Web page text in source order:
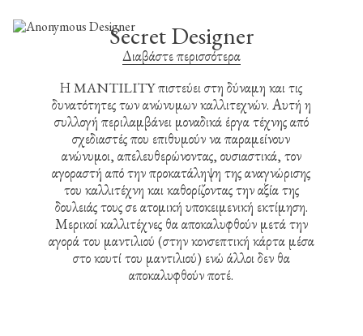
Secret Designer
Διαβάστε περισσότερα
Η MANTILITY πιστεύει στη δύναμη και τις
δυνατότητες των ανώνυμων καλλιτεχνών. Αυτή η
συλλογή περιλαμβάνει μοναδικά έργα τέχνης από
σχεδιαστές που επιθυμούν να παραμείνουν
ανώνυμοι, απελευθερώνοντας, ουσιαστικά, τον
αγοραστή από την προκατάληψη της αναγνώρισης
του καλλιτέχνη και καθορίζοντας την αξία της
δουλειάς τους σε ατομική υποκειμενική εκτίμηση.
Μερικοί καλλιτέχνες θα αποκαλυφθούν μετά την
αγορά του μαντιλιού (στην κονσεπτική κάρτα μέσα
στο κουτί του μαντιλιού) ενώ άλλοι δεν θα
αποκαλυφθούν ποτέ.